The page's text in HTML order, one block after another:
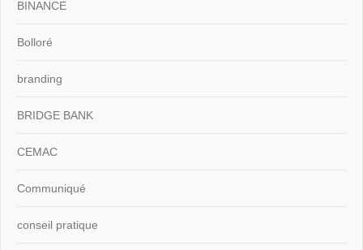
BINANCE
Bolloré
branding
BRIDGE BANK
CEMAC
Communiqué
conseil pratique